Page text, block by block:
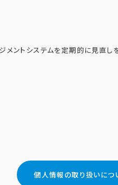
メントシステムを定期的に見直し
個人情報の取り扱いにつ